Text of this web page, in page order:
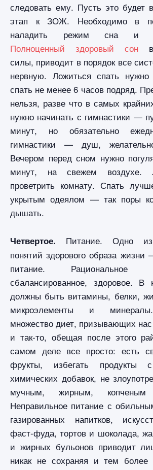
следовать ему. Пусть это
этап к ЗОЖ. Необходимо в
наладить режим сна и
Полноценный здоровый сон
силы, приводит в порядок все
нервную. Ложиться спать
спать не менее 6 часов подряд.
нельзя, разве что в самых
нужно начинать с гимнастики —
минут, но обязательно
гимнастики — душ,
Вечером перед сном нужно
минут, на свежем воздухе.
проветрить комнату. Спать
укрытым одеялом — так поры
дышать.
Четвертое. Питание. Одно из
понятий здорового образа жизни
питание.
сбалансированное, здоровое.
должны быть витамины, белки,
микроэлементы и
множество диет, призывающих нас
и так-то, обещая после этого
самом деле все просто: есть
фрукты, избегать продукты
химических добавок, не
мучным, жирным,
Неправильное питание с
газированных напитков,
фаст-фуда, тортов и шоколада,
и жирных бульонов приводит
никак не сохраняя и тем более